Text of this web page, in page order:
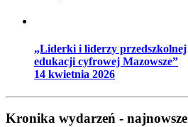
„Liderki i liderzy przedszkolnej
edukacji cyfrowej Mazowsze”
14 kwietnia 2026
Kronika wydarzeń - najnowsze